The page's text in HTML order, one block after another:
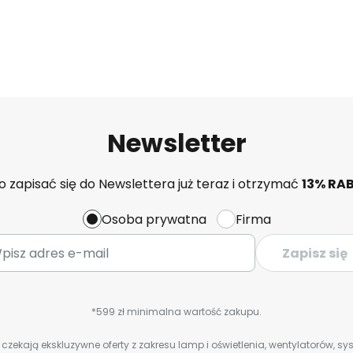
Newsletter
zapisać się do Newslettera już teraz i otrzymać 13%
Osoba prywatna
Firma
Zapisz się
*599 zł minimalna wartość zakupu.
ekskluzywne oferty z zakresu lamp i oświetlenia, wentylatorów,